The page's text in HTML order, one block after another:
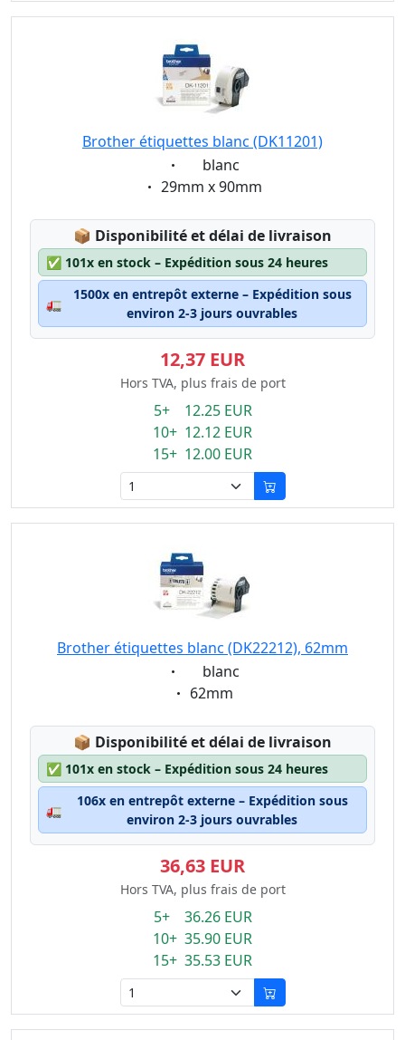
Brother étiquettes blanc (DK11201)
Eigenschaft:
blanc
Eigenschaft:
29mm x 90mm
📦 Lagerstatus:
Disponibilité et délai de livraison
✅ 101x en stock – Expédition sous 24 heures
🚛
1500x en entrepôt externe – Expédition sous
environ 2-3 jours ouvrables
12,37 EUR
Hors TVA, plus frais de port
5+ 12.25 EUR
10+ 12.12 EUR
15+ 12.00 EUR
Brother étiquettes blanc (DK22212), 62mm
Eigenschaft:
blanc
Eigenschaft:
62mm
📦 Lagerstatus:
Disponibilité et délai de livraison
✅ 101x en stock – Expédition sous 24 heures
🚛
106x en entrepôt externe – Expédition sous
environ 2-3 jours ouvrables
36,63 EUR
Hors TVA, plus frais de port
5+ 36.26 EUR
10+ 35.90 EUR
15+ 35.53 EUR